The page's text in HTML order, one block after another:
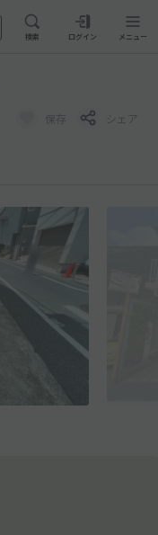
検索 ログイン メニュー
保存 シェア